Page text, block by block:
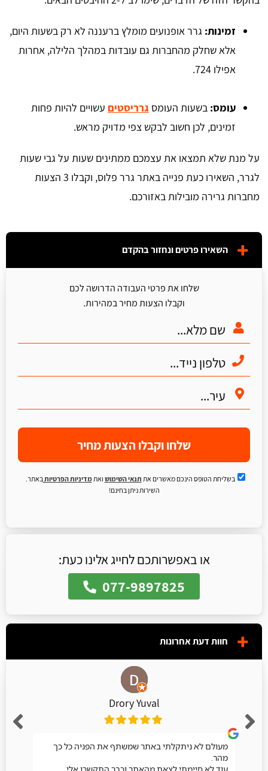
זמינות: גרר אופנועים מומלץ ברעננה לא רק בשעות היום,
אלא שחלק מהחברות גם עובדות במהלך הלילה, אחרות
אפילו 724.
עומס: בשעות העומס גרריסטים עשויים להיות פחות
זמינים, לכן חשוב לבקש צפי מדויק מראש.
על מנת שלא תמצאו את עצמכם ממתינים שעות על גבי שעות
לגרר, השאירו כעת פנייה באתר גרר פלוס, וקבלו 3 הצעות
מחברות גרירה מובילות באזורכם.
השאירו פרטים ונחזור בהקדם
שלחו את פרטי העבודה הדרושה לכם
וקבלו הצעות מחיר במהירות.
שלחו וקבלו הצעות מחיר
בשליחת הטופס הינכם מאשרים את תנאי השימוש ואתמדיניות הפרטיותבאתר.
השירות ניתן בחינם!
או באפשרותכם לחייג אלינו כעת:
077-9897825
חוות דעת אחרונות
Drory Yuval
מעולם לא ניתקלתי באתר שמשתף את הפניה כל כך
מהר.